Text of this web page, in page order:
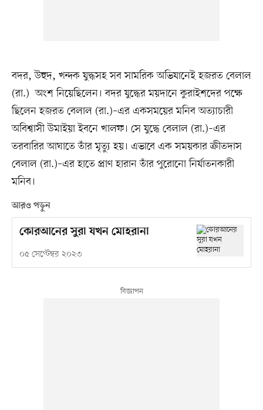
বদর, উহুদ, খন্দক যুদ্ধসহ সব সামরিক অভিযানেই হজরত বেলাল
(রা.) অংশ নিয়েছিলেন। বদর যুদ্ধের ময়দানে কুরাইশদের পক্ষে
ছিলেন হজরত বেলাল (রা.)–এর একসময়ের মনিব অত্যাচারী
অবিশ্বাসী উমাইয়া ইবনে খালফ। সে যুদ্ধে বেলাল (রা.)–এর
তরবারির আঘাতে তাঁর মৃত্যু হয়। এভাবে এক সময়কার ক্রীতদাস
বেলাল (রা.)–এর হাতে প্রাণ হারান তাঁর পুরোনো নির্যাতনকারী
মনিব।
আরও পড়ুন
কোরআনের সুরা যখন মোহরানা
০৫ সেপ্টেম্বর ২০২৩